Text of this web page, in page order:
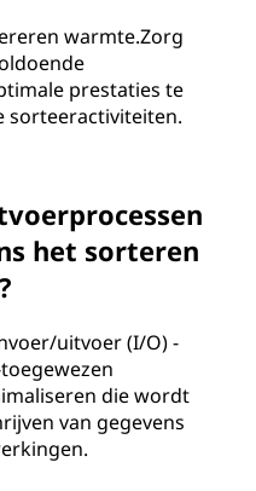
warmte.Zorg
prestaties te
sorteeractiviteiten.
het sorteren
uitvoer (I/O) -
die wordt
van gegevens